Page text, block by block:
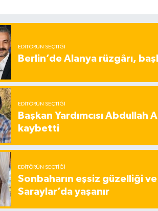
EDITÖRÜN SEÇTIĞI
Berlin’de Alanya rüzgârı,
EDITÖRÜN SEÇTIĞI
Başkan Yardımcısı Abdullah
kaybetti
EDITÖRÜN SEÇTIĞI
Sonbaharın eşsiz güzelliği
Saraylar’da yaşanır